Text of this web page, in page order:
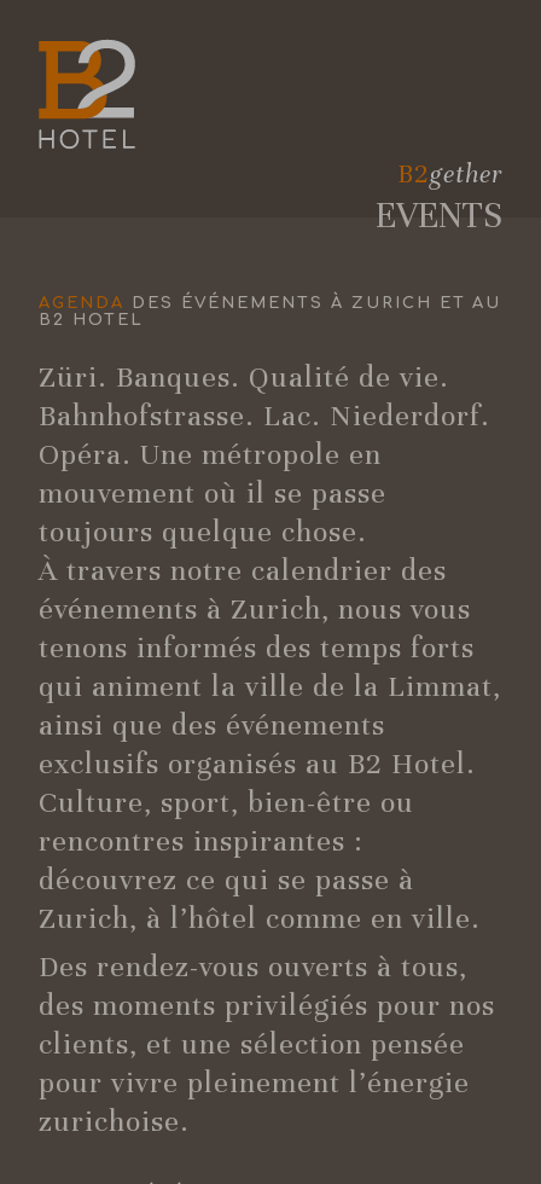
B2gether
EVENTS
AGENDA
DES ÉVÉNEMENTS À ZURICH ET AU
B2 HOTEL
Züri. Banques. Qualité de vie.
Bahnhofstrasse. Lac. Niederdorf.
Opéra. Une métropole en
mouvement où il se passe
toujours quelque chose.
À travers notre calendrier des
événements à Zurich, nous vous
tenons informés des temps forts
qui animent la ville de la Limmat,
ainsi que des événements
exclusifs organisés au B2 Hotel.
Culture, sport, bien-être ou
rencontres inspirantes :
découvrez ce qui se passe à
Zurich, à l’hôtel comme en ville.
Des rendez-vous ouverts à tous,
des moments privilégiés pour nos
clients, et une sélection pensée
pour vivre pleinement l’énergie
zurichoise.